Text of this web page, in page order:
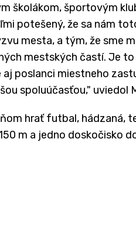
školákom, športovým
potešený, že sa nám
mesta, a tým, že sme
mestských častí. Je
aj poslanci miestneho
spoluúčasťou," uviedol
hrať futbal, hádzaná,
m a jedno doskočisko